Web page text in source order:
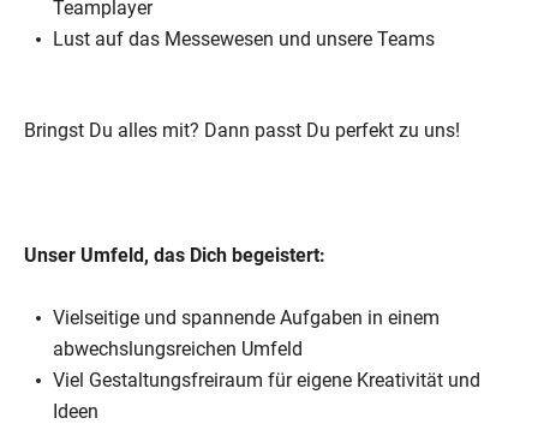
Teamplayer
Lust auf das Messewesen und unsere Teams
Bringst Du alles mit? Dann passt Du perfekt zu uns!
Unser Umfeld, das Dich begeistert:
Vielseitige und spannende Aufgaben in einem
abwechslungsreichen Umfeld
Viel Gestaltungsfreiraum für eigene Kreativität und
Ideen